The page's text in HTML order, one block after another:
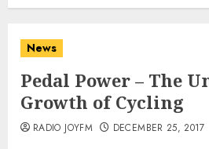
News
Pedal Power – The
Growth of Cycling
RADIO JOYFM DECEMBER 25, 2017